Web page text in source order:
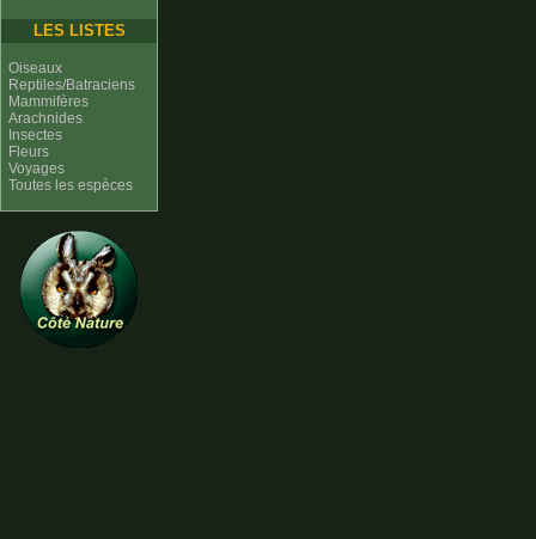
LES LISTES
Oiseaux
Reptiles/Batraciens
Mammifères
Arachnides
Insectes
Fleurs
Voyages
Toutes les espèces